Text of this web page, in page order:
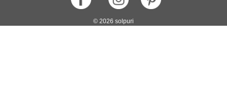
© 2026 solpuri